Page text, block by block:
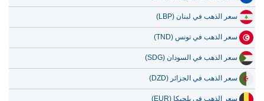
سعر الذهب في لبنان (LBP)
سعر الذهب في تونس (TND)
سعر الذهب في السودان (SDG)
سعر الذهب في الجزائر (DZD)
سعر الذهب في بلجيكا (EUR)